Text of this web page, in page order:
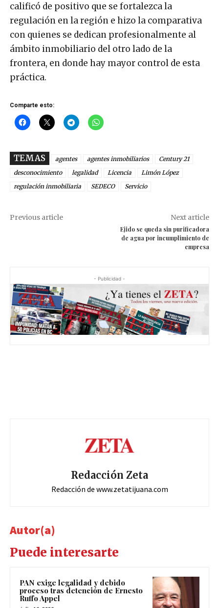
calificó de positivo que se fortalezca la
regulación en la región e hizo la comparativa
con quienes se dedican profesionalmente al
ámbito inmobiliario del otro lado de la
frontera, en donde hay mayor control de esta
práctica.
Comparte esto:
TEMAS agentes agentes inmobiliarios
Century 21
desconocimiento
legalidad Licencia
Limón López
regulación inmobiliaria
SEDECO Servicio
Previous article Next article
Ejido se queda sin purificadora
de agua por incumplimiento de
empresa
- Publicidad -
Redacción Zeta
Redacción de www.zetatijuana.com
Autor(a)
Puede interesarte
PAN exige legalidad y debido
proceso tras detención de Ernesto
Ruffo Appel